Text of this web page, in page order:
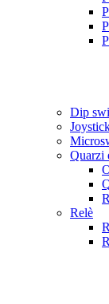
Dip
Quarzi
Relè